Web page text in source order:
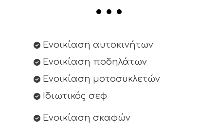
Ενοικίαση αυτοκινήτων
Ενοικίαση ποδηλάτων
Ενοικίαση μοτοσυκλετών
Ιδιωτικός σεφ
Ενοικίαση σκαφών